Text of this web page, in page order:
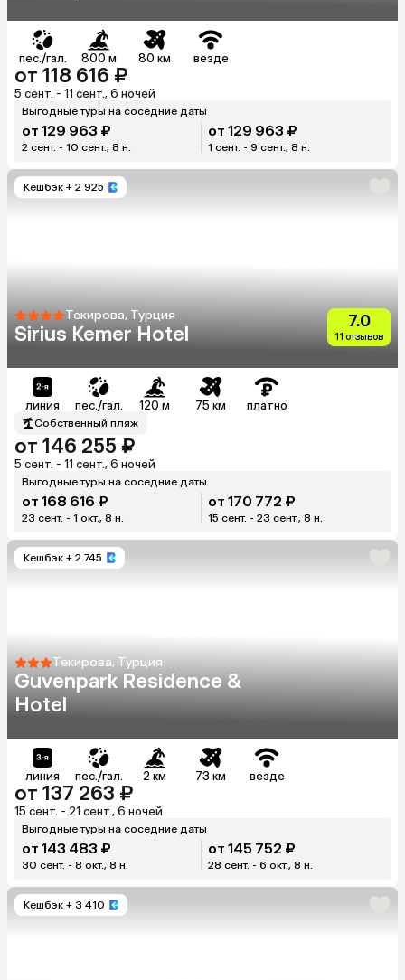
пес./гал. 800 м 80 км везде
от 118 616 ₽
5 сент. - 11 сент., 6 ночей
Выгодные туры на соседние даты
от 129 963 ₽
2 сент. - 10 сент., 8 н.
от 129 963 ₽
1 сент. - 9 сент., 8 н.
Кешбэк + 2 925
Текирова, Турция
Sirius Kemer Hotel
7.0
11 отзывов
линия пес./гал. 120 м 75 км платно
Собственный пляж
от 146 255 ₽
5 сент. - 11 сент., 6 ночей
Выгодные туры на соседние даты
от 168 616 ₽
23 сент. - 1 окт., 8 н.
от 170 772 ₽
15 сент. - 23 сент., 8 н.
Кешбэк + 2 745
Текирова, Турция
Guvenpark Residence &
Hotel
линия пес./гал. 2 км 73 км везде
от 137 263 ₽
15 сент. - 21 сент., 6 ночей
Выгодные туры на соседние даты
от 143 483 ₽
30 сент. - 8 окт., 8 н.
от 145 752 ₽
28 сент. - 6 окт., 8 н.
Кешбэк + 3 410